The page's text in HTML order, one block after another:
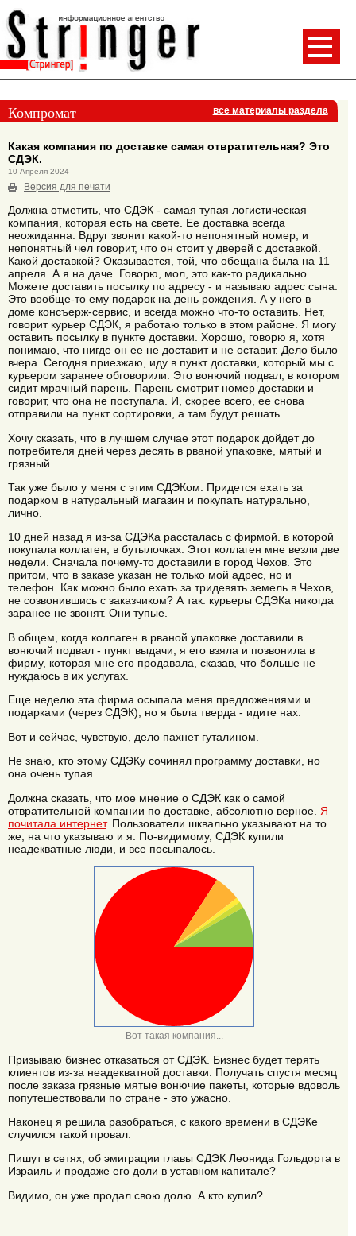
Компромат все материалы раздела
Какая компания по доставке самая отвратительная? Это
СДЭК.
10 Апреля 2024
Версия для печати
Должна отметить, что СДЭК - самая тупая логистическая
компания, которая есть на свете. Ее доставка всегда
неожиданна. Вдруг звонит какой-то непонятный номер, и
непонятный чел говорит, что он стоит у дверей с доставкой.
Какой доставкой? Оказывается, той, что обещана была на 11
апреля. А я на даче. Говорю, мол, это как-то радикально.
Можете доставить посылку по адресу - и называю адрес сына.
Это вообще-то ему подарок на день рождения. А у него в
доме консъерж-сервис, и всегда можно что-то оставить. Нет,
говорит курьер СДЭК, я работаю только в этом районе. Я могу
оставить посылку в пункте доставки. Хорошо, говорю я, хотя
понимаю, что нигде он ее не доставит и не оставит. Дело было
вчера. Сегодня приезжаю, иду в пункт доставки, который мы с
курьером заранее обговорили. Это вонючий подвал, в котором
сидит мрачный парень. Парень смотрит номер доставки и
говорит, что она не поступала. И, скорее всего, ее снова
отправили на пункт сортировки, а там будут решать...
Хочу сказать, что в лучшем случае этот подарок дойдет до
потребителя дней через десять в рваной упаковке, мятый и
грязный.
Так уже было у меня с этим СДЭКом. Придется ехать за
подарком в натуральный магазин и покупать натурально,
лично.
10 дней назад я из-за СДЭКа рассталась с фирмой. в которой
покупала коллаген, в бутылочках. Этот коллаген мне везли две
недели. Сначала почему-то доставили в город Чехов. Это
притом, что в заказе указан не только мой адрес, но и
телефон. Как можно было ехать за тридевять земель в Чехов,
не созвонившись с заказчиком? А так: курьеры СДЭКа никогда
заранее не звонят. Они тупые.
В общем, когда коллаген в рваной упаковке доставили в
вонючий подвал - пункт выдачи, я его взяла и позвонила в
фирму, которая мне его продавала, сказав, что больше не
нуждаюсь в их услугах.
Еще неделю эта фирма осыпала меня предложениями и
подарками (через СДЭК), но я была тверда - идите нах.
Вот и сейчас, чувствую, дело пахнет гуталином.
Не знаю, кто этому СДЭКу сочинял программу доставки, но
она очень тупая.
Должна сказать, что мое мнение о СДЭК как о самой
отвратительной компании по доставке, абсолютно верное. Я
почитала интернет. Пользователи шквально указывают на то
же, на что указываю и я. По-видимому, СДЭК купили
неадекватные люди, и все посыпалось.
Вот такая компания...
Призываю бизнес отказаться от СДЭК. Бизнес будет терять
клиентов из-за неадекватной доставки. Получать спустя месяц
после заказа грязные мятые вонючие пакеты, которые вдоволь
попутешествовали по стране - это ужасно.
Наконец я решила разобраться, с какого времени в СДЭКе
случился такой провал.
Пишут в сетях, об эмиграции главы СДЭК Леонида Гольдорта в
Израиль и продаже его доли в уставном капитале?
Видимо, он уже продал свою долю. А кто купил?